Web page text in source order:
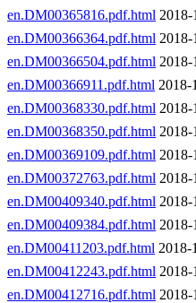
en.DM00365816.pdf.html
en.DM00366364.pdf.html
en.DM00366504.pdf.html
en.DM00366911.pdf.html 2018-
en.DM00368330.pdf.html
en.DM00368350.pdf.html
en.DM00369109.pdf.html
en.DM00372763.pdf.html
en.DM00409340.pdf.html
en.DM00409384.pdf.html
en.DM00411203.pdf.html 2018-
en.DM00412243.pdf.html
en.DM00412716.pdf.html